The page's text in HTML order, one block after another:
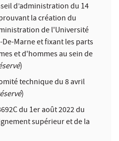
d’administration du 14
la création du
de l'Université
De-Marne et fixant les parts
et d'hommes au sein de
)
technique du 8 avril
)
du 1er août 2022 du
supérieur et de la